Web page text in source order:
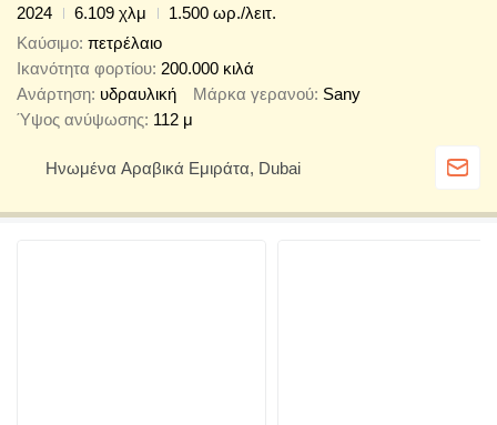
2024
6.109 χλμ
1.500 ωρ./λειτ.
Καύσιμο πετρέλαιο
Ικανότητα φορτίου 200.000 κιλά
Ανάρτηση υδραυλική Μάρκα γερανού Sany
Ύψος ανύψωσης 112 μ
Hνωμένα Αραβικά Εμιράτα, Dubai